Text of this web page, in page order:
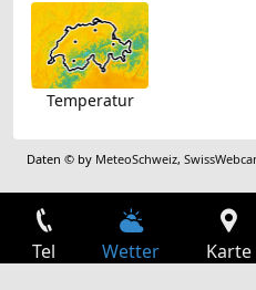
Temperatur
Daten © by MeteoSchweiz,
Tel Wetter Karte